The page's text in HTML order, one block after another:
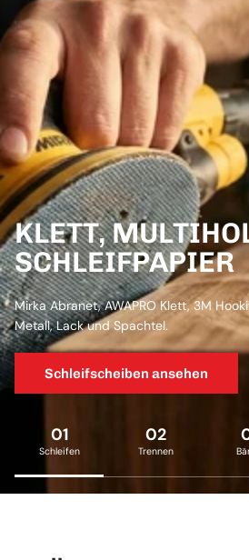
KLETT,
SCHLEIFPAPIER
Mirka Abranet, AWAPRO Klett, 3M
Metall, Lack und Spachtel.
Schleifscheiben ansehen
01
Schleifen
02
Trennen